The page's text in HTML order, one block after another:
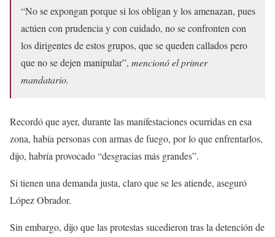
“No se expongan porque si los obligan y los amenazan, pues
actúen con prudencia y con cuidado, no se confronten con
los dirigentes de estos grupos, que se queden callados pero
que no se dejen manipular”, mencionó el primer
mandatario.
Recordó que ayer, durante las manifestaciones ocurridas en esa
zona, había personas con armas de fuego, por lo que enfrentarlos,
dijo, habría provocado “desgracias más grandes”.
Si tienen una demanda justa, claro que se les atiende, aseguró
López Obrador.
Sin embargo, dijo que las protestas sucedieron tras la detención de